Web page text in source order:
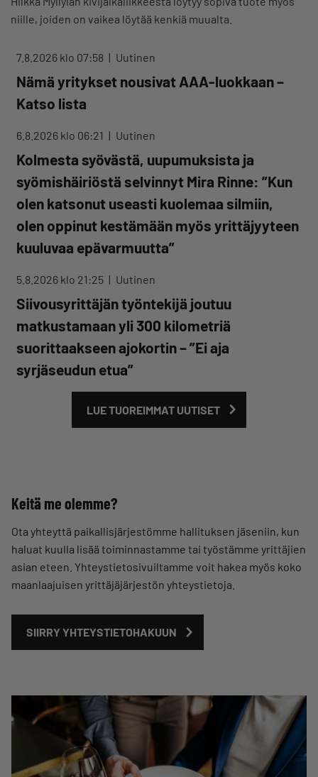
niille, joiden on vaikea löytää kenkiä muualta.
7.8.2026 klo 07:58 Uutinen
Nämä yritykset nousivat AAA-luokkaan –
Katso lista
6.8.2026 klo 06:21 Uutinen
Kolmesta syövästä, uupumuksista ja
syömishäiriöstä selvinnyt Mira Rinne: ”Kun
olen katsonut useasti kuolemaa silmiin,
olen oppinut kestämään myös yrittäjyyteen
kuuluvaa epävarmuutta”
5.8.2026 klo 21:25 Uutinen
Siivousyrittäjän työntekijä joutuu
matkustamaan yli 300 kilometriä
suorittaakseen ajokortin – ”Ei aja
syrjäseudun etua”
LUE TUOREIMMAT UUTISET
Keitä me olemme?
Ota yhteyttä paikallisjärjestömme hallituksen jäseniin, kun
haluat kuulla lisää toiminnastamme tai työstämme yrittäjien
asian eteen. Yhteystietosivuiltamme voit hakea myös koko
maanlaajuisen yrittäjäjärjestön yhteystietoja.
SIIRRY YHTEYSTIETOHAKUUN